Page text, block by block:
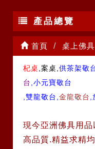
產品總覽
首頁 桌上佛具
杞桌 ,案桌, 供茶架敬
台 ,小元寶敬台
,雙龍敬台, 金龍敬台
現今亞洲佛具用
高品質.精益求精